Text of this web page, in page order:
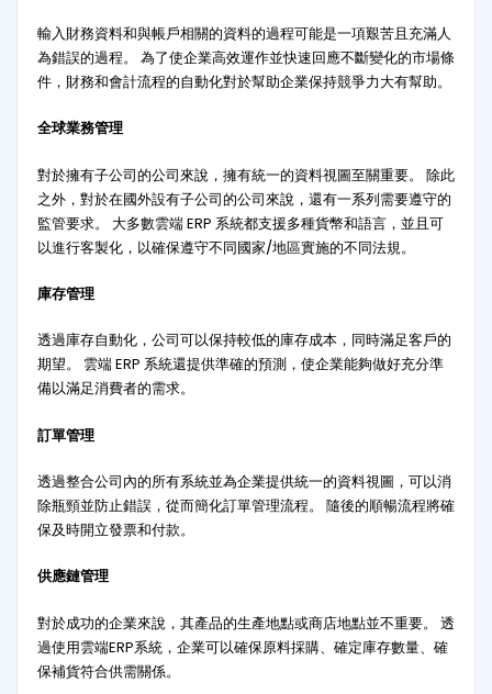
輸入財務資料和與帳戶相關的資料的過程可能是一項艱苦且充滿人
為錯誤的過程。 為了使企業高效運作並快速回應不斷變化的市場條
件，財務和會計流程的自動化對於幫助企業保持競爭力大有幫助。
全球業務管理
對於擁有子公司的公司來說，擁有統一的資料視圖至關重要。 除此
之外，對於在國外設有子公司的公司來說，還有一系列需要遵守的
監管要求。 大多數雲端 ERP 系統都支援多種貨幣和語言，並且可
以進行客製化，以確保遵守不同國家/地區實施的不同法規。
庫存管理
透過庫存自動化，公司可以保持較低的庫存成本，同時滿足客戶的
期望。 雲端 ERP 系統還提供準確的預測，使企業能夠做好充分準
備以滿足消費者的需求。
訂單管理
透過整合公司內的所有系統並為企業提供統一的資料視圖，可以消
除瓶頸並防止錯誤，從而簡化訂單管理流程。 隨後的順暢流程將確
保及時開立發票和付款。
供應鏈管理
對於成功的企業來說，其產品的生產地點或商店地點並不重要。 透
過使用雲端ERP系統，企業可以確保原料採購、確定庫存數量、確
保補貨符合供需關係。